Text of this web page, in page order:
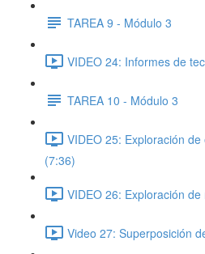
TAREA 9 - Módulo 3
VIDEO 24: Informes de
TAREA 10 - Módulo 3
VIDEO 25: Exploración
(7:36)
VIDEO 26: Exploración
Video 27: Superposición